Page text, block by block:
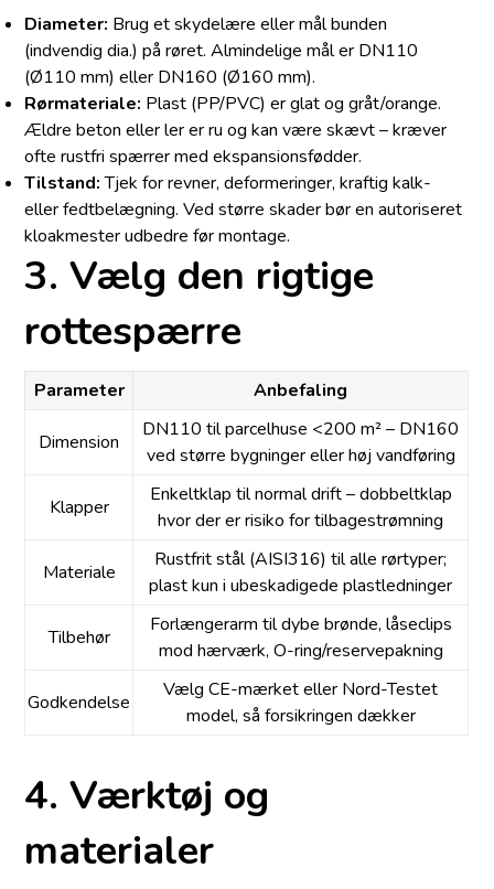
Diameter: Brug et skydelære eller mål bunden
(indvendig dia.) på røret. Almindelige mål er DN110
(Ø110 mm) eller DN160 (Ø160 mm).
Rørmateriale: Plast (PP/PVC) er glat og gråt/orange.
Ældre beton eller ler er ru og kan være skævt – kræver
ofte rustfri spærrer med ekspansionsfødder.
Tilstand:Tjek for revner, deformeringer, kraftig kalk-
eller fedtbelægning. Ved større skader bør en autoriseret
kloakmester udbedre før montage.
3. Vælg den rigtige
rottespærre
Parameter Anbefaling
Dimension
DN110 til parcelhuse <200 m² – DN160
ved større bygninger eller høj vandføring
Klapper
Enkeltklap til normal drift – dobbeltklap
hvor der er risiko for tilbagestrømning
Materiale
Rustfrit stål (AISI316) til alle rørtyper;
plast kun i ubeskadigede plastledninger
Tilbehør
Forlængerarm til dybe brønde, låseclips
mod hærværk, O-ring/reservepakning
Godkendelse
Vælg CE-mærket eller Nord-Testet
model, så forsikringen dækker
4. Værktøj og
materialer